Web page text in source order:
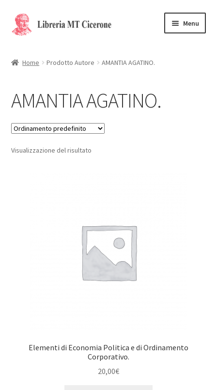
Vai
alla
Vai
al
Menu
La Storia
Contattaci
Cassa
Home Prodotto Autore AMANTIA AGATINO.
AMANTIA AGATINO.
Visualizzazione del risultato
Elementi di Economia Politica e di Ordinamento
Corporativo.
20,00€